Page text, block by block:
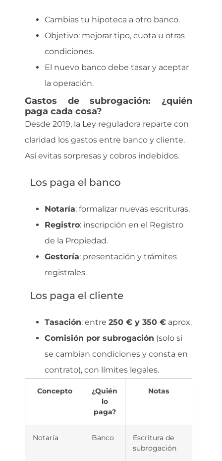
Cambias tu hipoteca a otro banco.
Objetivo: mejorar tipo, cuota u otras
condiciones.
El nuevo banco debe tasar y aceptar
la operación.
Gastos de subrogación: ¿quién
paga cada cosa?
Desde 2019, la Ley reguladora reparte con
claridad los gastos entre banco y cliente.
Así evitas sorpresas y cobros indebidos.
Los paga el banco
Notaría: formalizar nuevas escrituras.
Registro: inscripción en el Registro
de la Propiedad.
Gestoría: presentación y trámites
registrales.
Los paga el cliente
Tasación: entre 250 € y 350 € aprox.
Comisión por subrogación (solo si
se cambian condiciones y consta en
contrato), con límites legales.
Concepto
¿Quién
lo
paga?
Notas
Notaría Banco
Escritura de
subrogación